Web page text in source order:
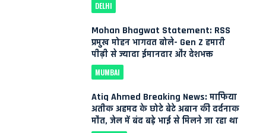
DELHI
Mohan Bhagwat Statement: RSS
प्रमुख मोहन भागवत बोले- Gen Z हमारी
पीढ़ी से ज्यादा ईमानदार और देशभक्त
MUMBAI
Atiq Ahmed Breaking News: माफिया
अतीक अहमद के छोटे बेटे अबान की दर्दनाक
मौत, जेल में बंद बड़े भाई से मिलने जा रहा था